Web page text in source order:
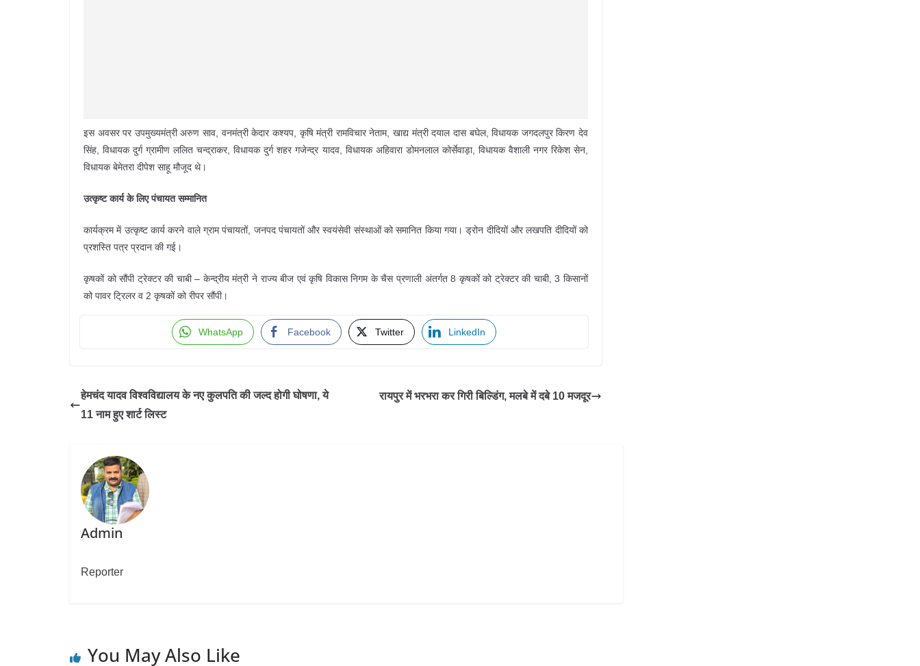
इस अवसर पर उपमुख्यमंत्री अरुण साव, वनमंत्री केदार कश्यप, कृषि मंत्री रामविचार नेताम, खाद्य मंत्री दयाल दास बघेल, विधायक जगदलपुर किरण देव
सिंह, विधायक दुर्ग ग्रामीण ललित चन्द्राकर, विधायक दुर्ग शहर गजेन्द्र यादव, विधायक अहिवारा डोमनलाल कोर्सेवाड़ा, विधायक वैशाली नगर रिकेश सेन,
विधायक बेमेतरा दीपेश साहू मौजूद थे।
उत्कृष्ट कार्य के लिए पंचायत सम्मानित
कार्यक्रम में उत्कृष्ट कार्य करने वाले ग्राम पंचायतों, जनपद पंचायतों और स्वयंसेवी संस्थाओं को समानित किया गया। ड्रोन दीदियों और लखपति दीदियों को
प्रशस्ति पत्र प्रदान की गई।
कृषकों को सौंपी ट्रेक्टर की चाबी – केन्द्रीय मंत्री ने राज्य बीज एवं कृषि विकास निगम के चैस प्रणाली अंतर्गत 8 कृषकों को ट्रेक्टर की चाबी, 3 किसानों
को पावर ट्रिलर व 2 कृषकों को रीपर सौंपी।
WhatsApp Facebook Twitter LinkedIn
हेमचंद यादव विश्वविद्यालय के नए कुलपति की जल्द होगी घोषणा, ये
11 नाम हुए शार्ट लिस्ट
रायपुर में भरभरा कर गिरी बिल्डिंग, मलबे में दबे 10 मजदूर
Admin
Reporter
You May Also Like